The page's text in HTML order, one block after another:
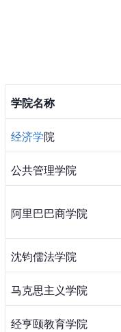
学院名称
经济学院
公共管理学院
阿里巴巴商学院
沈钧儒法学院
马克思主义学院
经亨颐教育学院